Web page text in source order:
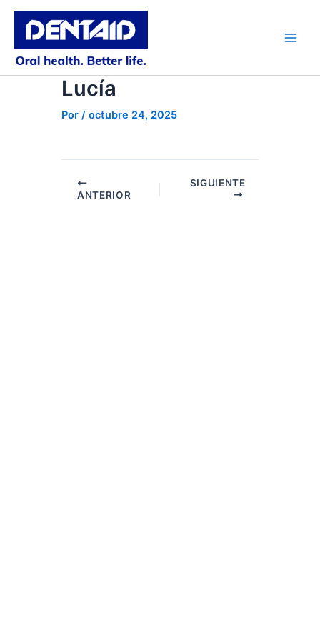
contenido
Lucía
Por / octubre 24, 2025
ANTERIOR
SIGUIENTE